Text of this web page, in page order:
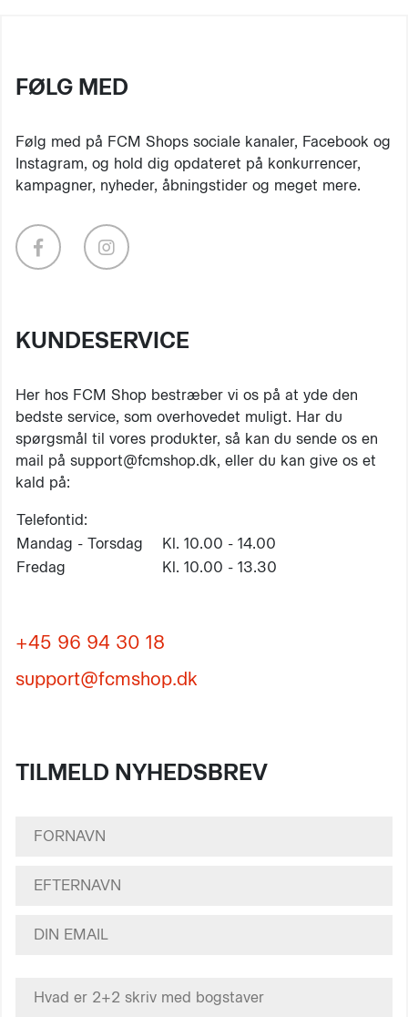
FØLG MED
Følg med på FCM Shops sociale kanaler, Facebook og
Instagram, og hold dig opdateret på konkurrencer,
kampagner, nyheder, åbningstider og meget mere.
KUNDESERVICE
Her hos FCM Shop bestræber vi os på at yde den
bedste service, som overhovedet muligt. Har du
spørgsmål til vores produkter, så kan du sende os en
mail på support@fcmshop.dk, eller du kan give os et
kald på:
Telefontid:
Mandag - Torsdag
Kl. 10.00 - 14.00
Fredag
Kl. 10.00 - 13.30
+45 96 94 30 18
support@fcmshop.dk
TILMELD NYHEDSBREV